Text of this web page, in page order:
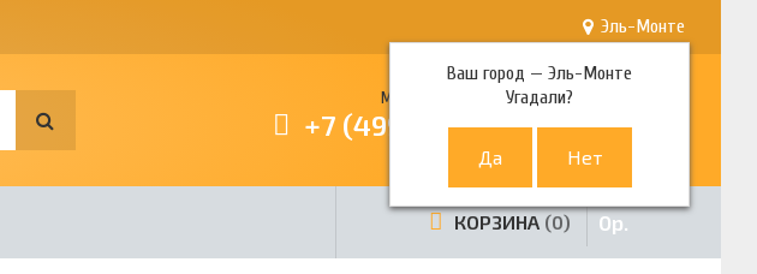
Эль-Монте
Ваш город —Эль-Монте
Угадали?
Многоканальный телефон
+7 (499) 380-80-80
КОРЗИНА 0 0р.